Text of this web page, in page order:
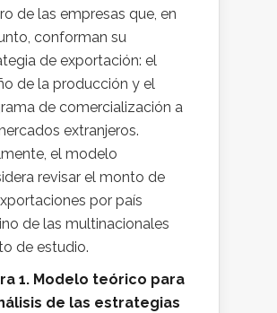
de las empresas que, en
conforman su
de exportación: el
de la producción y el
de comercialización a
extranjeros.
el modelo
revisar el monto de
por país
de las multinacionales
de estudio.
1. Modelo teórico para
de las estrategias